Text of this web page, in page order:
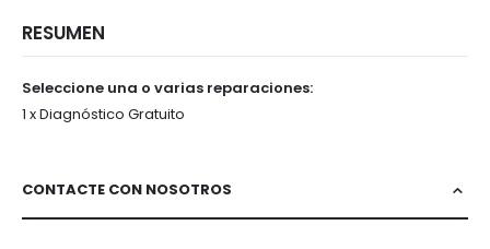
RESUMEN
Seleccione una o varias reparaciones:
1 x Diagnóstico Gratuito
CONTACTE CON NOSOTROS